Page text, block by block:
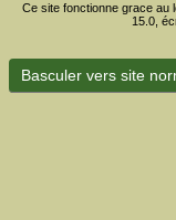
Ce site fonctionne grace au
15.0,
Basculer vers site